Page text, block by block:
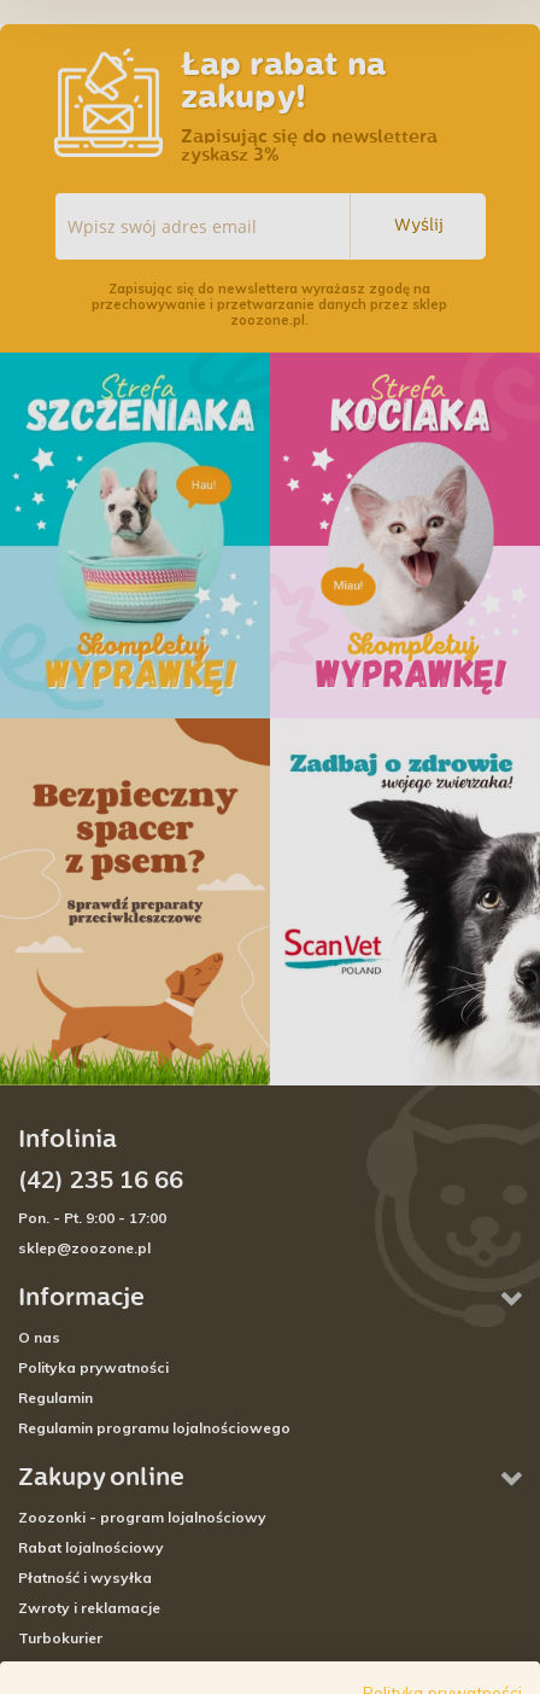
Łap rabat na
zakupy!
Zapisując się do newslettera
zyskasz 3%
Wyślij
Zapisując się do newslettera wyrażasz zgodę na
przechowywanie i przetwarzanie danych przez sklep
zoozone.pl.
Informacje
O nas
Polityka prywatności
Regulamin
Regulamin programu lojalnościowego
Zakupy online
Zoozonki - program lojalnościowy
Rabat lojalnościowy
Płatność i wysyłka
Zwroty i reklamacje
Turbokurier
Infolinia
(42) 235 16 66
Pon. - Pt. 9:00 - 17:00
sklep@zoozone.pl